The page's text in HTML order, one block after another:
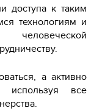
доступа к таким
технологиям и
а активно
используя все